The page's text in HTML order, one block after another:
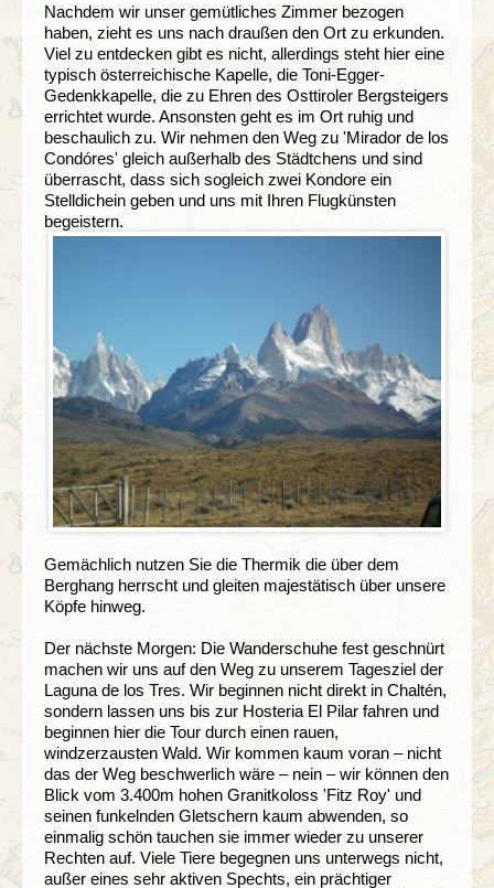
Nachdem wir unser gemütliches Zimmer bezogen
haben, zieht es uns nach draußen den Ort zu erkunden.
Viel zu entdecken gibt es nicht, allerdings steht hier eine
typisch österreichische Kapelle, die Toni-Egger-
Gedenkkapelle, die zu Ehren des Osttiroler Bergsteigers
errichtet wurde. Ansonsten geht es im Ort ruhig und
beschaulich zu. Wir nehmen den Weg zu 'Mirador de los
Condóres' gleich außerhalb des Städtchens und sind
überrascht, dass sich sogleich zwei Kondore ein
Stelldichein geben und uns mit Ihren Flugkünsten
begeistern.
Gemächlich nutzen Sie die Thermik die über dem
Berghang herrscht und gleiten majestätisch über unsere
Köpfe hinweg.
Der nächste Morgen: Die Wanderschuhe fest geschnürt
machen wir uns auf den Weg zu unserem Tagesziel der
Laguna de los Tres. Wir beginnen nicht direkt in Chaltén,
sondern lassen uns bis zur Hosteria El Pilar fahren und
beginnen hier die Tour durch einen rauen,
windzerzausten Wald. Wir kommen kaum voran – nicht
das der Weg beschwerlich wäre – nein – wir können den
Blick vom 3.400m hohen Granitkoloss 'Fitz Roy' und
seinen funkelnden Gletschern kaum abwenden, so
einmalig schön tauchen sie immer wieder zu unserer
Rechten auf. Viele Tiere begegnen uns unterwegs nicht,
außer eines sehr aktiven Spechts, ein prächtiger